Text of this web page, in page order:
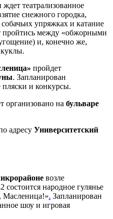
театрализованное
снежного городка,
упряжках и катание
между «обжорными
и, конечно же,
пройдет
. Запланирован
пляски и конкурсы.
организовано на бульваре
адресу Университетский
возле
народное гулянье
Масленица!». Запланирован
шоу и игровая